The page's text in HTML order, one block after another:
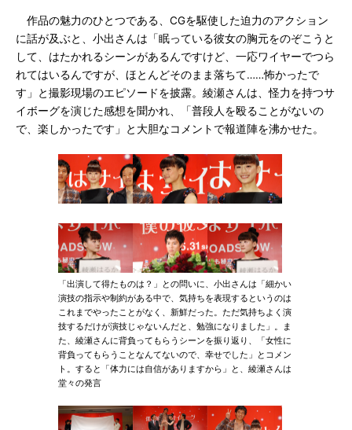
作品の魅力のひとつである、CGを駆使した迫力のアクション
に話が及ぶと、小出さんは「眠っている彼女の胸元をのぞこうと
して、はたかれるシーンがあるんですけど、一応ワイヤーでつら
れてはいるんですが、ほとんどそのまま落ちて……怖かったで
す」と撮影現場のエピソードを披露。綾瀬さんは、怪力を持つサ
イボーグを演じた感想を聞かれ、「普段人を殴ることがないの
で、楽しかったです」と大胆なコメントで報道陣を沸かせた。
「出演して得たものは？」との問いに、小出さんは「細かい
演技の指示や制約がある中で、気持ちを表現するというのは
これまでやったことがなく、新鮮だった。ただ気持ちよく演
技するだけが演技じゃないんだと、勉強になりました」。ま
た、綾瀬さんに背負ってもらうシーンを振り返り、「女性に
背負ってもらうことなんてないので、幸せでした」とコメン
ト。すると「体力には自信がありますから」と、綾瀬さんは
堂々の発言